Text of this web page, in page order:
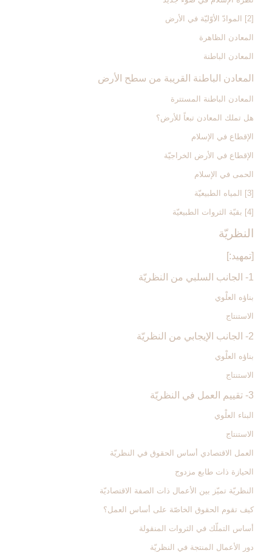
[2] الموادّ الأوّليّة في الأرض‏
المعادن الظاهرة
المعادن الباطنة
المعادن الباطنة القريبة من سطح الأرض
المعادن الباطنة المستترة
هل تملك المعادن تبعاً للأرض؟
الإقطاع في الإسلام
الإقطاع في الأرض الخراجيّة
الحمى في الإسلام
[3] المياه الطبيعيّة
[4] بقيّة الثروات الطبيعيّة
النظريّة
[تمهيد:]
1- الجانب السلبي من النظريّة
بناؤه العلْوي
الاستنتاج
2- الجانب الإيجابي من النظريّة
بناؤه العلْوي
الاستنتاج
3- تقييم العمل في النظريّة
البناء العلْوي
الاستنتاج
العمل الاقتصادي أساس الحقوق في النظريّة
الحيازة ذات طابع مزدوج
النظريّة تميّز بين الأعمال ذات الصفة الاقتصاديّة
كيف تقوم الحقوق الخاصّة على أساس العمل؟
أساس التملّك في الثروات المنقولة
دور الأعمال المنتجة في النظريّة